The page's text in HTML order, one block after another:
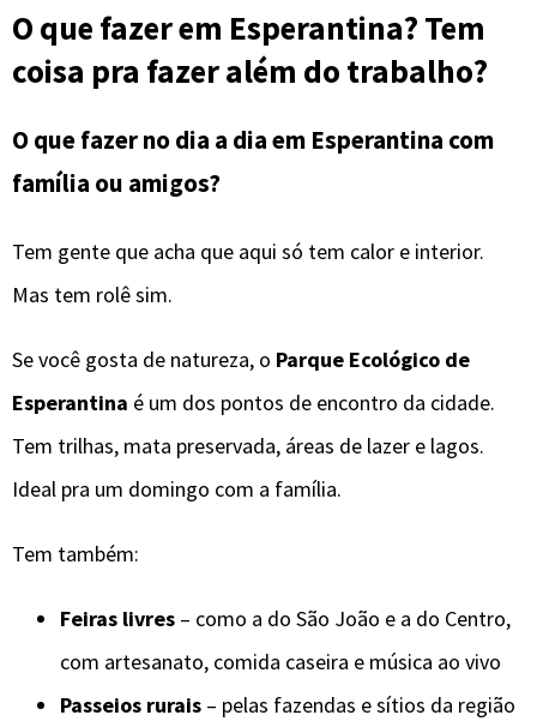
O que fazer em Esperantina? Tem
coisa pra fazer além do trabalho?
O que fazer no dia a dia em Esperantina com
família ou amigos?
Tem gente que acha que aqui só tem calor e interior.
Mas tem rolê sim.
Se você gosta de natureza, o Parque Ecológico de
Esperantina é um dos pontos de encontro da cidade.
Tem trilhas, mata preservada, áreas de lazer e lagos.
Ideal pra um domingo com a família.
Tem também:
Feiras livres – como a do São João e a do Centro,
com artesanato, comida caseira e música ao vivo
Passeios rurais – pelas fazendas e sítios da região